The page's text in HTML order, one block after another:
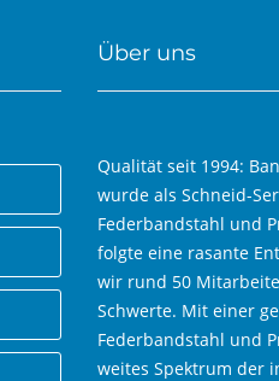
Über uns
Qualität seit 1994:
wurde als Schneid-
Federbandstahl und
folgte eine rasante
wir rund 50
Schwerte. Mit einer
Federbandstahl und
weites Spektrum der